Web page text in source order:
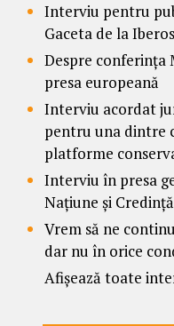
Interviu pentru
Gaceta de la
Despre conferința
presa europeană
Interviu acordat
pentru una dintre
platforme
Interviu în presa
Națiune și
Vrem să ne
dar nu în orice
Afișează toate